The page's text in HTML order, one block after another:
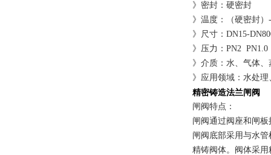
》密封：硬密封
》温度：（硬密封
》尺寸：DN15-
》压力：PN2
》介质：水、气体
》应用领域：水处
精密铸造法兰闸阀
闸阀特点：
闸阀通过阀座和闸
闸阀底部采用与水
精铸阀体。阀体采